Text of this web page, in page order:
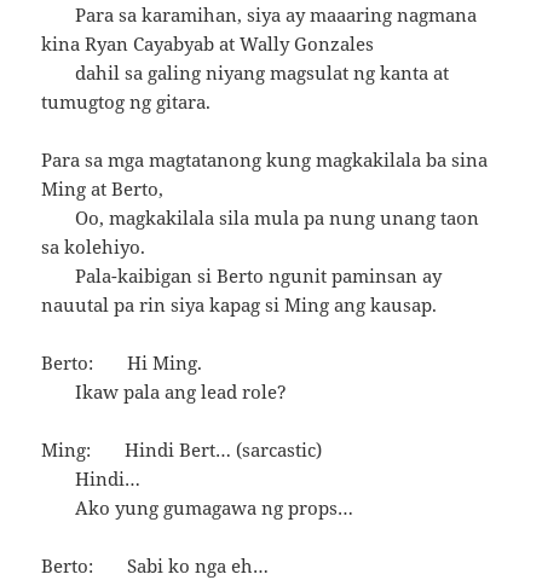
Para sa karamihan, siya ay maaaring nagmana
kina Ryan Cayabyab at Wally Gonzales
dahil sa galing niyang magsulat ng kanta at
tumugtog ng gitara.
Para sa mga magtatanong kung magkakilala ba sina
Ming at Berto,
Oo, magkakilala sila mula pa nung unang taon
sa kolehiyo.
Pala-kaibigan si Berto ngunit paminsan ay
nauutal pa rin siya kapag si Ming ang kausap.
Berto: Hi Ming.
Ikaw pala ang lead role?
Ming: Hindi Bert… (sarcastic)
Hindi…
Ako yung gumagawa ng props…
Berto: Sabi ko nga eh…